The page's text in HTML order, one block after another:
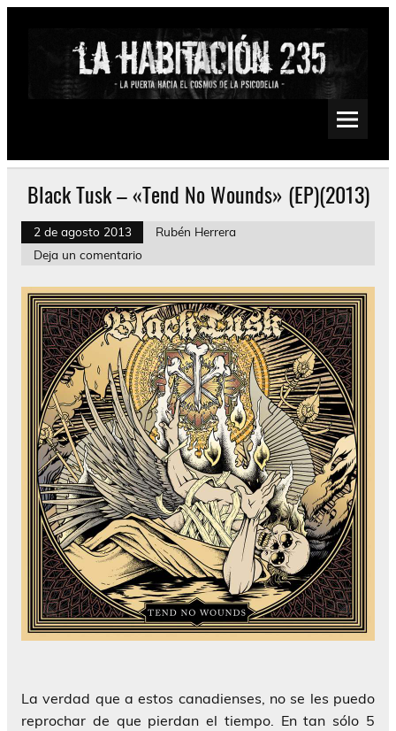
Saltar
Psychedelic, Stoner, Doom, Sludge, Fuzz, Space, Drone
Black Tusk – «Tend No Wounds» (EP)(2013)
2 de agosto 2013
Rubén Herrera
Deja un comentario
La verdad que a estos canadienses, no se les puedo
reprochar de que pierdan el tiempo. En tan sólo 5